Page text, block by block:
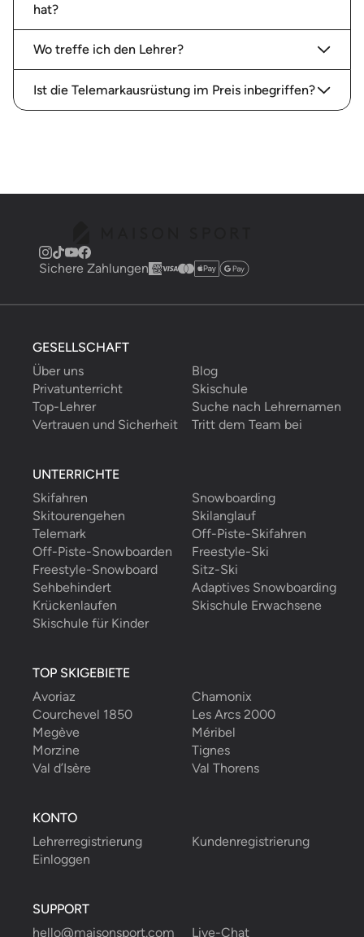
hat?
Wo treffe ich den Lehrer?
Ist die Telemarkausrüstung im Preis inbegriffen?
Sichere Zahlungen
GESELLSCHAFT
Über uns
Blog
Privatunterricht
Skischule
Top-Lehrer
Suche nach Lehrernamen
Vertrauen und Sicherheit
Tritt dem Team bei
UNTERRICHTE
Skifahren
Snowboarding
Skitourengehen
Skilanglauf
Telemark
Off-Piste-Skifahren
Off-Piste-Snowboarden
Freestyle-Ski
Freestyle-Snowboard
Sitz-Ski
Sehbehindert
Adaptives Snowboarding
Krückenlaufen
Skischule Erwachsene
Skischule für Kinder
TOP SKIGEBIETE
Avoriaz
Chamonix
Courchevel 1850
Les Arcs 2000
Megève
Méribel
Morzine
Tignes
Val d’Isère
Val Thorens
KONTO
Lehrerregistrierung
Kundenregistrierung
Einloggen
SUPPORT
hello@maisonsport.com
Live-Chat